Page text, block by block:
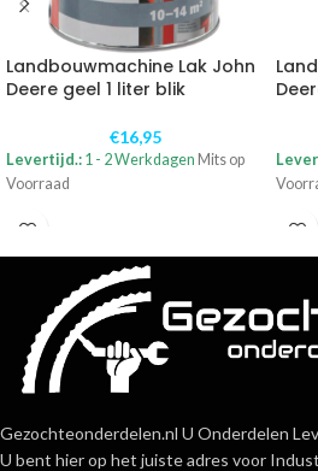
Landbouwmachine Lak John
Deere geel 1 liter blik
€16,95
Levertijd.: 1 - 2 Werkdagen Mits op
Voorraad
Gezochteonderdelen.nl U Onderdelen
U bent hier op het juiste adres voor